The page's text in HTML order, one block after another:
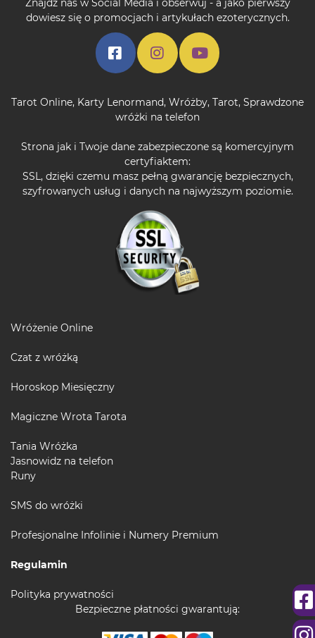
Znajdź nas w Social Media i obserwuj - a jako pierwszy
dowiesz się o promocjach i artykułach ezoterycznych.
Tarot Online, Karty Lenormand, Wróżby, Tarot, Sprawdzone
wróżki na telefon
Strona jak i Twoje dane zabezpieczone są komercyjnym
certyfiaktem:
SSL, dzięki czemu masz pełną gwarancję bezpiecznych,
szyfrowanych usług i danych na najwyższym poziomie.
Wróżenie Online
Czat z wróżką
Horoskop Miesięczny
Magiczne Wrota Tarota
Tania Wróżka
Jasnowidz na telefon
Runy
SMS do wróżki
Profesjonalne Infolinie i Numery Premium
Regulamin
Polityka prywatności
Bezpieczne płatności gwarantują: